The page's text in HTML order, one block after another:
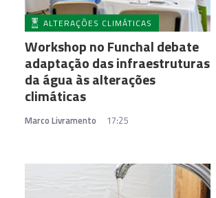
ALTERAÇÕES CLIMÁTICAS
Workshop no Funchal debate
adaptação das infraestruturas
da água às alterações
climáticas
Marco Livramento 17:25